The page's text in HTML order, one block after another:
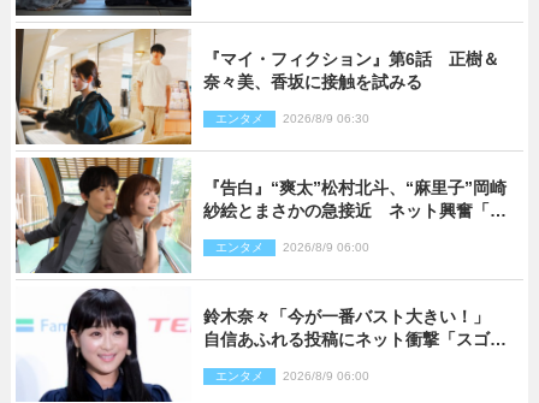
『マイ・フィクション』第6話 正樹＆
奈々美、香坂に接触を試みる
エンタメ 2026/8/9 06:30
『告白』“爽太”松村北斗、“麻里子”岡崎
紗絵とまさかの急接近 ネット興奮「そ
り）
エンタメ 2026/8/9 06:00
鈴木奈々「今が一番バスト大きい！」
自信あふれる投稿にネット衝撃「スゴ
エンタメ 2026/8/9 06:00